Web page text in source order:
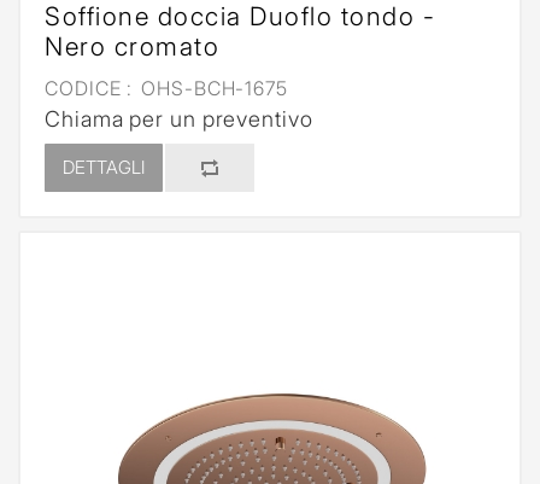
Soffione doccia Duoflo tondo -
Nero cromato
CODICE : OHS-BCH-1675
Chiama per un preventivo
DETTAGLI